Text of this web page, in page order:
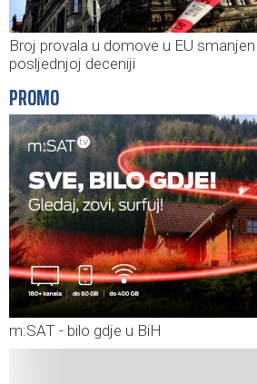
Broj provala u domove u EU
posljednjoj deceniji
PROMO
m:SAT - bilo gdje u BiH